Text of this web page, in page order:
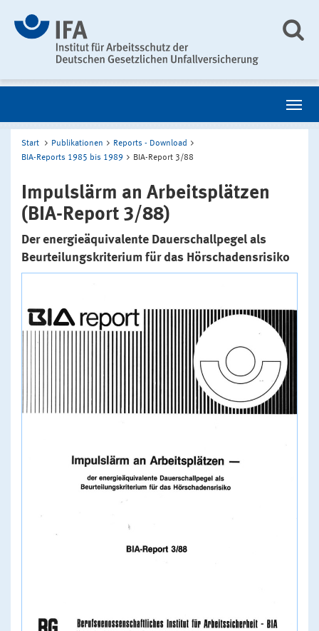
Start Publikationen
Reports - Download
BIA-Reports 1985 bis 1989
BIA-Report 3/88
Impulslärm an Arbeitsplätzen
(BIA-Report 3/88)
Der energieäquivalente Dauerschallpegel als
Beurteilungskriterium für das Hörschadensrisiko